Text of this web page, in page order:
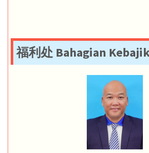
福利处 Bahagian